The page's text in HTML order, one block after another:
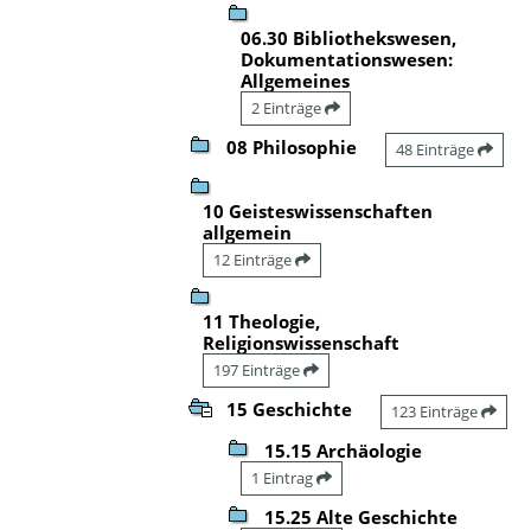
06.30 Bibliothekswesen,
Dokumentationswesen:
Allgemeines
2 Einträge
08 Philosophie 48 Einträge
10 Geisteswissenschaften
allgemein
12 Einträge
11 Theologie,
Religionswissenschaft
197 Einträge
15 Geschichte 123 Einträge
15.15 Archäologie
1 Eintrag
15.25 Alte Geschichte